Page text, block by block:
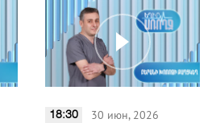
18:30 30 июн, 2026